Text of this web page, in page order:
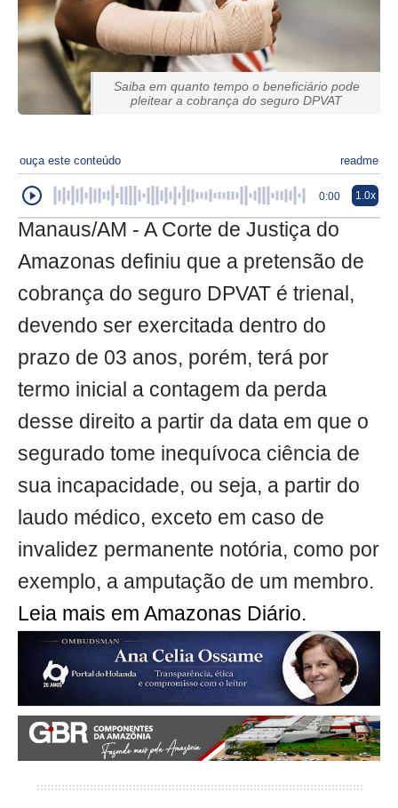
Saiba em quanto tempo o beneficiário pode
pleitear a cobrança do seguro DPVAT
ouça este conteúdo readme
0:00 1.0x
Manaus/AM - A Corte de Justiça do
Amazonas definiu que a pretensão de
cobrança do seguro DPVAT é trienal,
devendo ser exercitada dentro do
prazo de 03 anos, porém, terá por
termo inicial a contagem da perda
desse direito a partir da data em que o
segurado tome inequívoca ciência de
sua incapacidade, ou seja, a partir do
laudo médico, exceto em caso de
invalidez permanente notória, como por
exemplo, a amputação de um membro.
Leia mais em Amazonas Diário.